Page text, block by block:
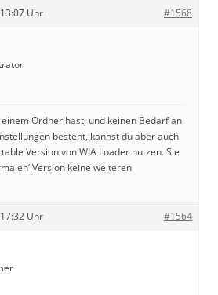
Uhr #1568
Ordner hast, und keinen Bedarf an
besteht, kannst du aber auch
Version von WIA Loader nutzen. Sie
Version keine weiteren
Uhr #1564